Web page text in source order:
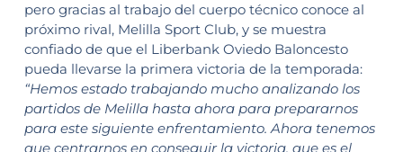
pero gracias al trabajo del cuerpo técnico conoce al
próximo rival, Melilla Sport Club, y se muestra
confiado de que el Liberbank Oviedo Baloncesto
pueda llevarse la primera victoria de la temporada:
“Hemos estado trabajando mucho analizando los
partidos de Melilla hasta ahora para prepararnos
para este siguiente enfrentamiento. Ahora tenemos
que centrarnos en conseguir la victoria, que es el